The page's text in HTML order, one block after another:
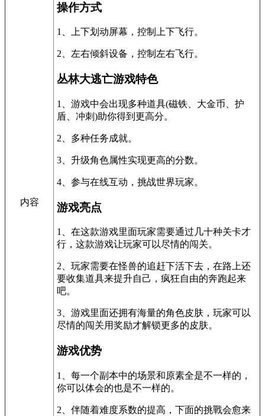
内容
操作方式
1、上下划动屏幕，控制上下飞行。
2、左右倾斜设备，控制左右飞行。
丛林大逃亡游戏特色
1、游戏中会出现多种道具(磁铁、大金币、护
盾、冲刺)助你得到更高分。
2、多种任务成就。
3、升级角色属性实现更高的分数。
4、参与在线互动，挑战世界玩家。
游戏亮点
1、在这款游戏里面玩家需要通过几十种关卡才
行，这款游戏让玩家可以尽情的闯关。
2、玩家需要在怪兽的追赶下活下去，在路上还
要收集道具来提升自己，疯狂自由的奔跑起来
吧。
3、游戏里面还拥有海量的角色皮肤，玩家可以
尽情的闯关用奖励才解锁更多的皮肤。
游戏优势
1、每一个副本中的场景和原素全是不一样的，
你可以体会的也是不一样的。
2、伴随着难度系数的提高，下面的挑戰会愈来